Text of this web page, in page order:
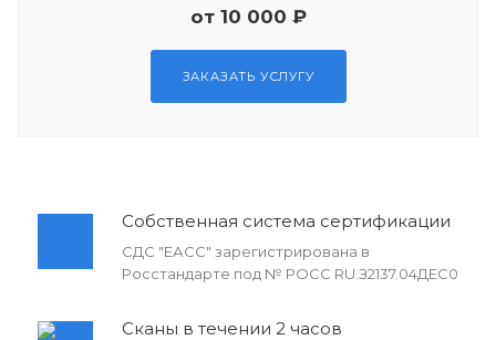
от 10 000 ₽
ЗАКАЗАТЬ УСЛУГУ
Собственная система сертификации
СДС "ЕАСС" зарегистрирована в
Росстандарте под № РОСС RU.З2137.04ДЕС0
Сканы в течении 2 часов